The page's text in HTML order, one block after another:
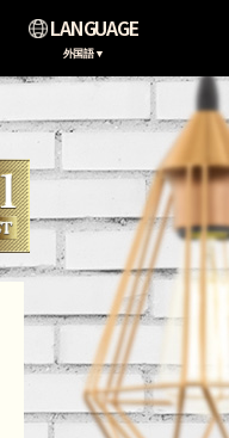
LANGUAGE
外国語▼